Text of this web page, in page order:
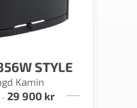
STYLE
Kamin
– 29 900 krPrisintervall: